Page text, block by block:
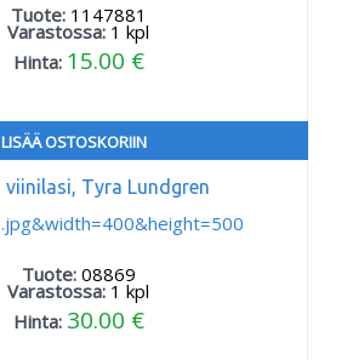
Tuote: 1147881
Varastossa: 1 kpl
Hinta: 15.00 €
LISÄÄ OSTOSKORIIN
viinilasi, Tyra Lundgren
Tuote: 08869
Varastossa: 1 kpl
Hinta: 30.00 €